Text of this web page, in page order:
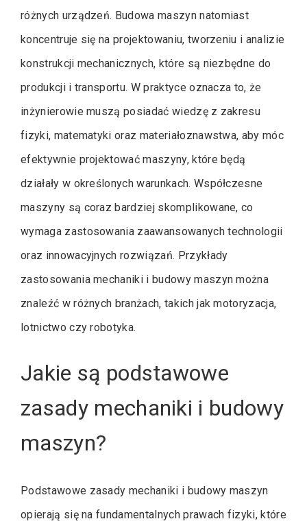
różnych urządzeń. Budowa maszyn natomiast
koncentruje się na projektowaniu, tworzeniu i analizie
konstrukcji mechanicznych, które są niezbędne do
produkcji i transportu. W praktyce oznacza to, że
inżynierowie muszą posiadać wiedzę z zakresu
fizyki, matematyki oraz materiałoznawstwa, aby móc
efektywnie projektować maszyny, które będą
działały w określonych warunkach. Współczesne
maszyny są coraz bardziej skomplikowane, co
wymaga zastosowania zaawansowanych technologii
oraz innowacyjnych rozwiązań. Przykłady
zastosowania mechaniki i budowy maszyn można
znaleźć w różnych branżach, takich jak motoryzacja,
lotnictwo czy robotyka.
Jakie są podstawowe
zasady mechaniki i budowy
maszyn?
Podstawowe zasady mechaniki i budowy maszyn
opierają się na fundamentalnych prawach fizyki, które